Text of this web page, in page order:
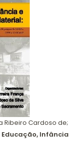
Ribeiro Cardoso de;
Infância